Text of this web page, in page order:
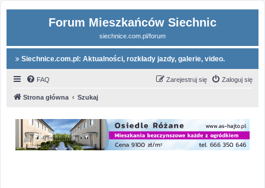
Forum Mieszkańców Siechnic
siechnice.com.pl/forum
Siechnice.com.pl: Aktualności, rozkłady jazdy, galerie, video.
FAQ Zaloguj się
Zarejestruj się
Strona główna Szukaj